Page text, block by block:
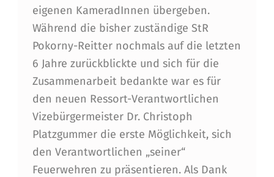
eigenen KameradInnen übergeben.
Während die bisher zuständige StR
Pokorny-Reitter nochmals auf die letzten
6 Jahre zurückblickte und sich für die
Zusammenarbeit bedankte war es für
den neuen Ressort-Verantwortlichen
Vizebürgermeister Dr. Christoph
Platzgummer die erste Möglichkeit, sich
den Verantwortlichen „seiner“
Feuerwehren zu präsentieren. Als Dank